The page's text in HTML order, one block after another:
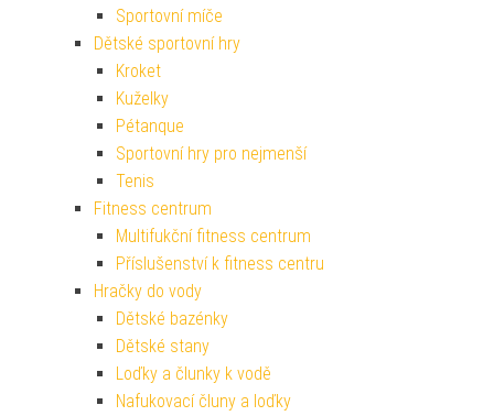
Sportovní míče
Dětské sportovní hry
Kroket
Kuželky
Pétanque
Sportovní hry pro nejmenší
Tenis
Fitness centrum
Multifukční fitness centrum
Příslušenství k fitness centru
Hračky do vody
Dětské bazénky
Dětské stany
Loďky a člunky k vodě
Nafukovací čluny a loďky